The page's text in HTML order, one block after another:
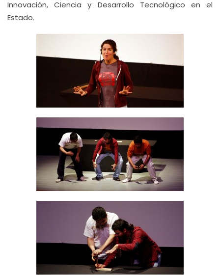
Innovación, Ciencia y Desarrollo Tecnológico en el
Estado.